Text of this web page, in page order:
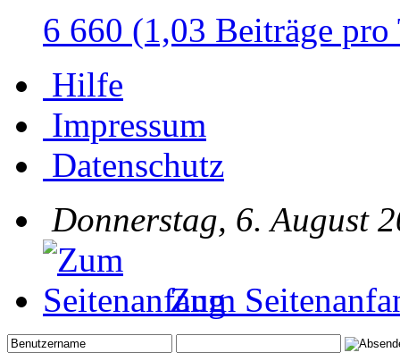
6 660 (1,03 Beiträge pro
Hilfe
Impressum
Datenschutz
Donnerstag, 6. August
Zum